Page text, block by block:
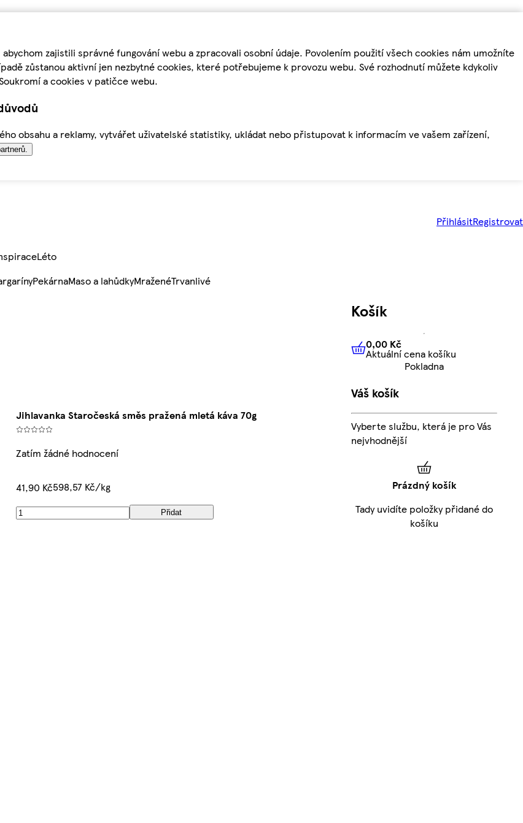
zajistili správné fungování webu a zpracovali osobní údaje. Povolením použití všech cookies nám umožníte
zůstanou aktivní jen nezbytné cookies, které potřebujeme k provozu webu. Své rozhodnutí můžete kdykoliv
a cookies v patičce webu.
obsahu a reklamy, vytvářet uživatelské statistiky, ukládat nebo přistupovat k informacím ve vašem zařízení,
PřihlásitRegistrovat
Léto
PekárnaMaso a lahůdkyMraženéTrvanlivé
Jihlavanka Staročeská směs pražená mletá káva 70g
Zatím žádné hodnocení
41,90 Kč598,57 Kč/kg
Přidat
Košík
0,00 KčAktuální cena košíku
0,00 Kč
Aktuální cena košíku
Pokladna
Váš košík
Vyberte službu, která je pro Vás
nejvhodnější
Prázdný košík
Tady uvidíte položky přidané do
košíku